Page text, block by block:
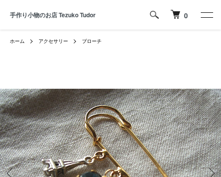
手作り小物のお店 Tezuko Tudor 0
ホーム アクセサリー ブローチ